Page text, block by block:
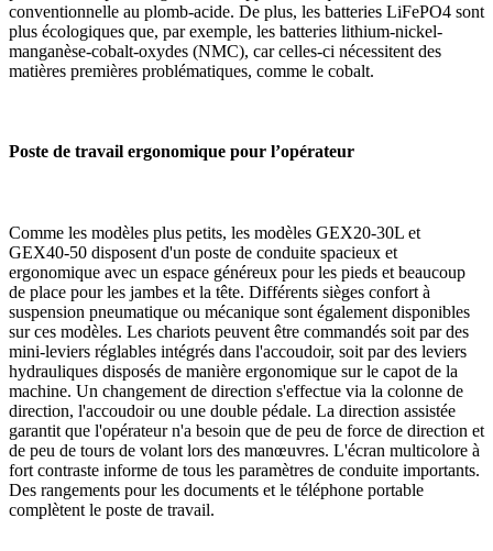
conventionnelle au plomb-acide. De plus, les batteries LiFePO4 sont
plus écologiques que, par exemple, les batteries lithium-nickel-
manganèse-cobalt-oxydes (NMC), car celles-ci nécessitent des
matières premières problématiques, comme le cobalt.
Poste de travail ergonomique pour l’opérateur
Comme les modèles plus petits, les modèles GEX20-30L et
GEX40-50 disposent d'un poste de conduite spacieux et
ergonomique avec un espace généreux pour les pieds et beaucoup
de place pour les jambes et la tête. Différents sièges confort à
suspension pneumatique ou mécanique sont également disponibles
sur ces modèles. Les chariots peuvent être commandés soit par des
mini-leviers réglables intégrés dans l'accoudoir, soit par des leviers
hydrauliques disposés de manière ergonomique sur le capot de la
machine. Un changement de direction s'effectue via la colonne de
direction, l'accoudoir ou une double pédale. La direction assistée
garantit que l'opérateur n'a besoin que de peu de force de direction et
de peu de tours de volant lors des manœuvres. L'écran multicolore à
fort contraste informe de tous les paramètres de conduite importants.
Des rangements pour les documents et le téléphone portable
complètent le poste de travail.